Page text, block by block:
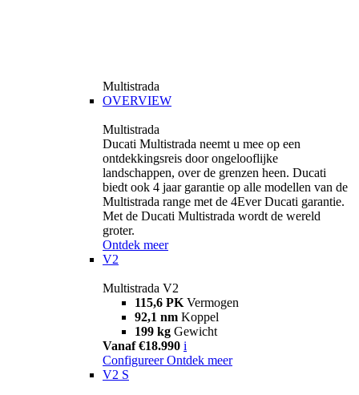
Multistrada
OVERVIEW
Multistrada
Ducati Multistrada neemt u mee op een
ontdekkingsreis door ongelooflijke
landschappen, over de grenzen heen. Ducati
biedt ook 4 jaar garantie op alle modellen van de
Multistrada range met de 4Ever Ducati garantie.
Met de Ducati Multistrada wordt de wereld
groter.
Ontdek meer
V2
Multistrada V2
115,6 PK Vermogen
92,1 nm Koppel
199 kg Gewicht
Vanaf €18.990 i
Configureer Ontdek meer
V2 S